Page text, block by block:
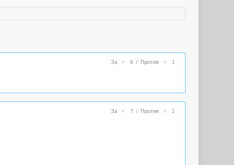
За 6/ Против 1
За 7/ Против 1